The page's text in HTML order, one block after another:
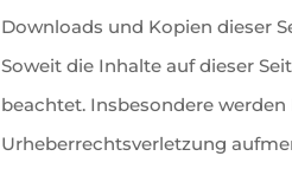
Downloads und Kopien dieser
Soweit die Inhalte auf dieser
beachtet. Insbesondere
Urheberrechtsverletzung